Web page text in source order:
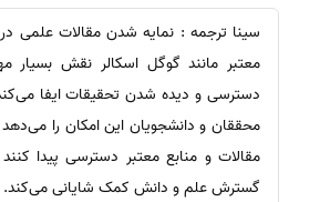
سینا ترجمه : نمایه شدن مقالات علمی در
معتبر مانند گوگل اسکالر نقش بسیار
دسترسی و دیده شدن تحقیقات ایفا
محققان و دانشجویان این امکان را
مقالات و منابع معتبر دسترسی پیدا
گسترش علم و دانش کمک شایانی می‌کند.